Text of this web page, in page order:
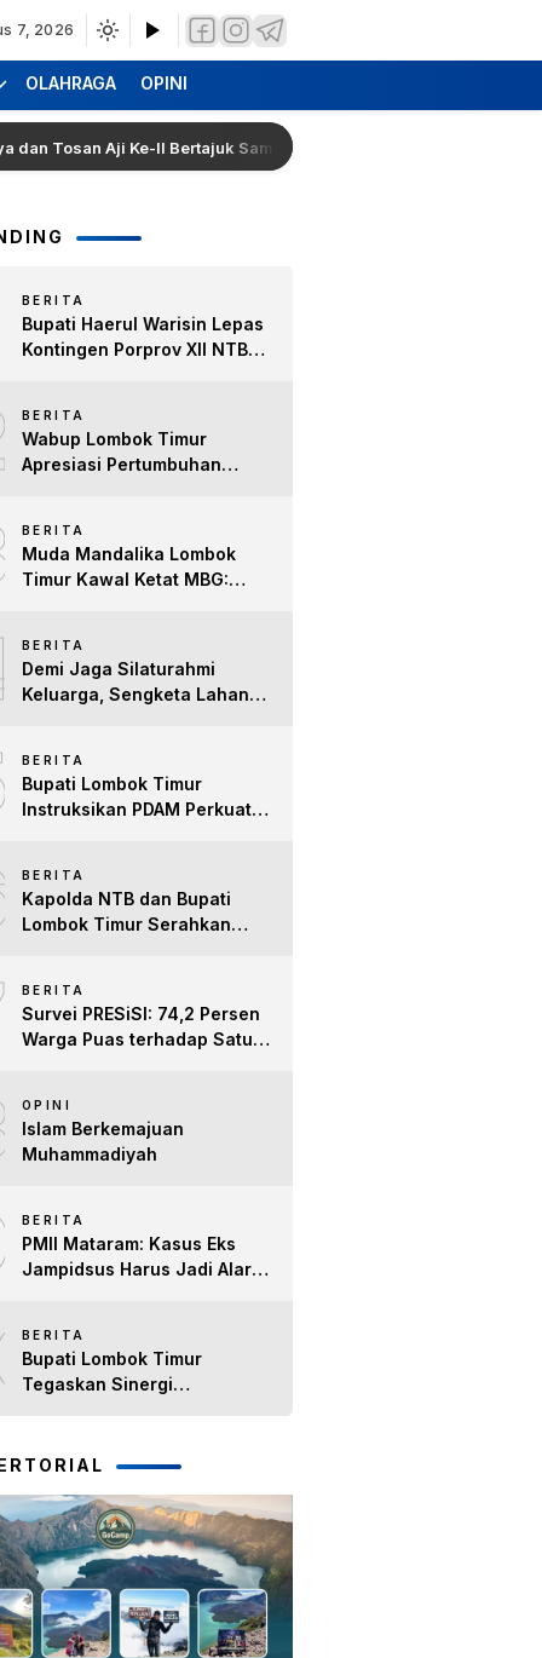
7, 2026
OLAHRAGA OPINI
Aji Ke-II Bertajuk Samuhita Sakre
BERITA
Bupati Haerul Warisin Lepas
Kontingen Porprov XII NTB
untuk Lombok Timur
BERITA
Wabup Lombok Timur
Apresiasi Pertumbuhan
Difabel
BERITA
Muda Mandalika Lombok
Timur Kawal Ketat MBG:
BERITA
Demi Jaga Silaturahmi
Keluarga, Sengketa Lahan
BERITA
Bupati Lombok Timur
Instruksikan PDAM Perkuat
Terpenuhi
BERITA
Kapolda NTB dan Bupati
Lombok Timur Serahkan
Kepedulian Sosial
BERITA
Survei PRESiSI: 74,2 Persen
Warga Puas terhadap Satu
OPINI
Islam Berkemajuan
Muhammadiyah
BERITA
PMII Mataram: Kasus Eks
Jampidsus Harus Jadi Alarm
BERITA
Bupati Lombok Timur
Tegaskan Sinergi
dan Kapolres Lombok Timur